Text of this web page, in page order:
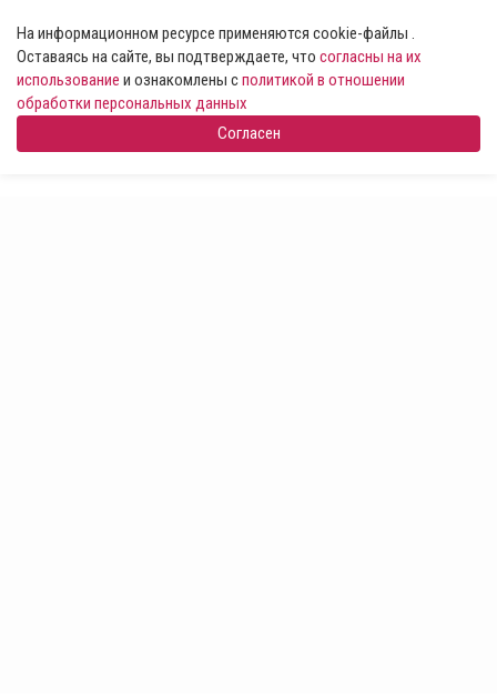
На информационном ресурсе применяются cookie-файлы .
Оставаясь на сайте, вы подтверждаете, что согласны на их
использование и ознакомлены сполитикой в отношении
обработки персональных данных
Согласен